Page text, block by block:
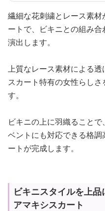
繊細な花刺繍とレース素
ートで、ビキニとの組み
演出します。
上質なレース素材による
スカート特有の女性らし
す。
ビキニの上に羽織ること
ベントにも対応できる格
ートが完成します。
ビキニスタイルを上
アマキシスカート